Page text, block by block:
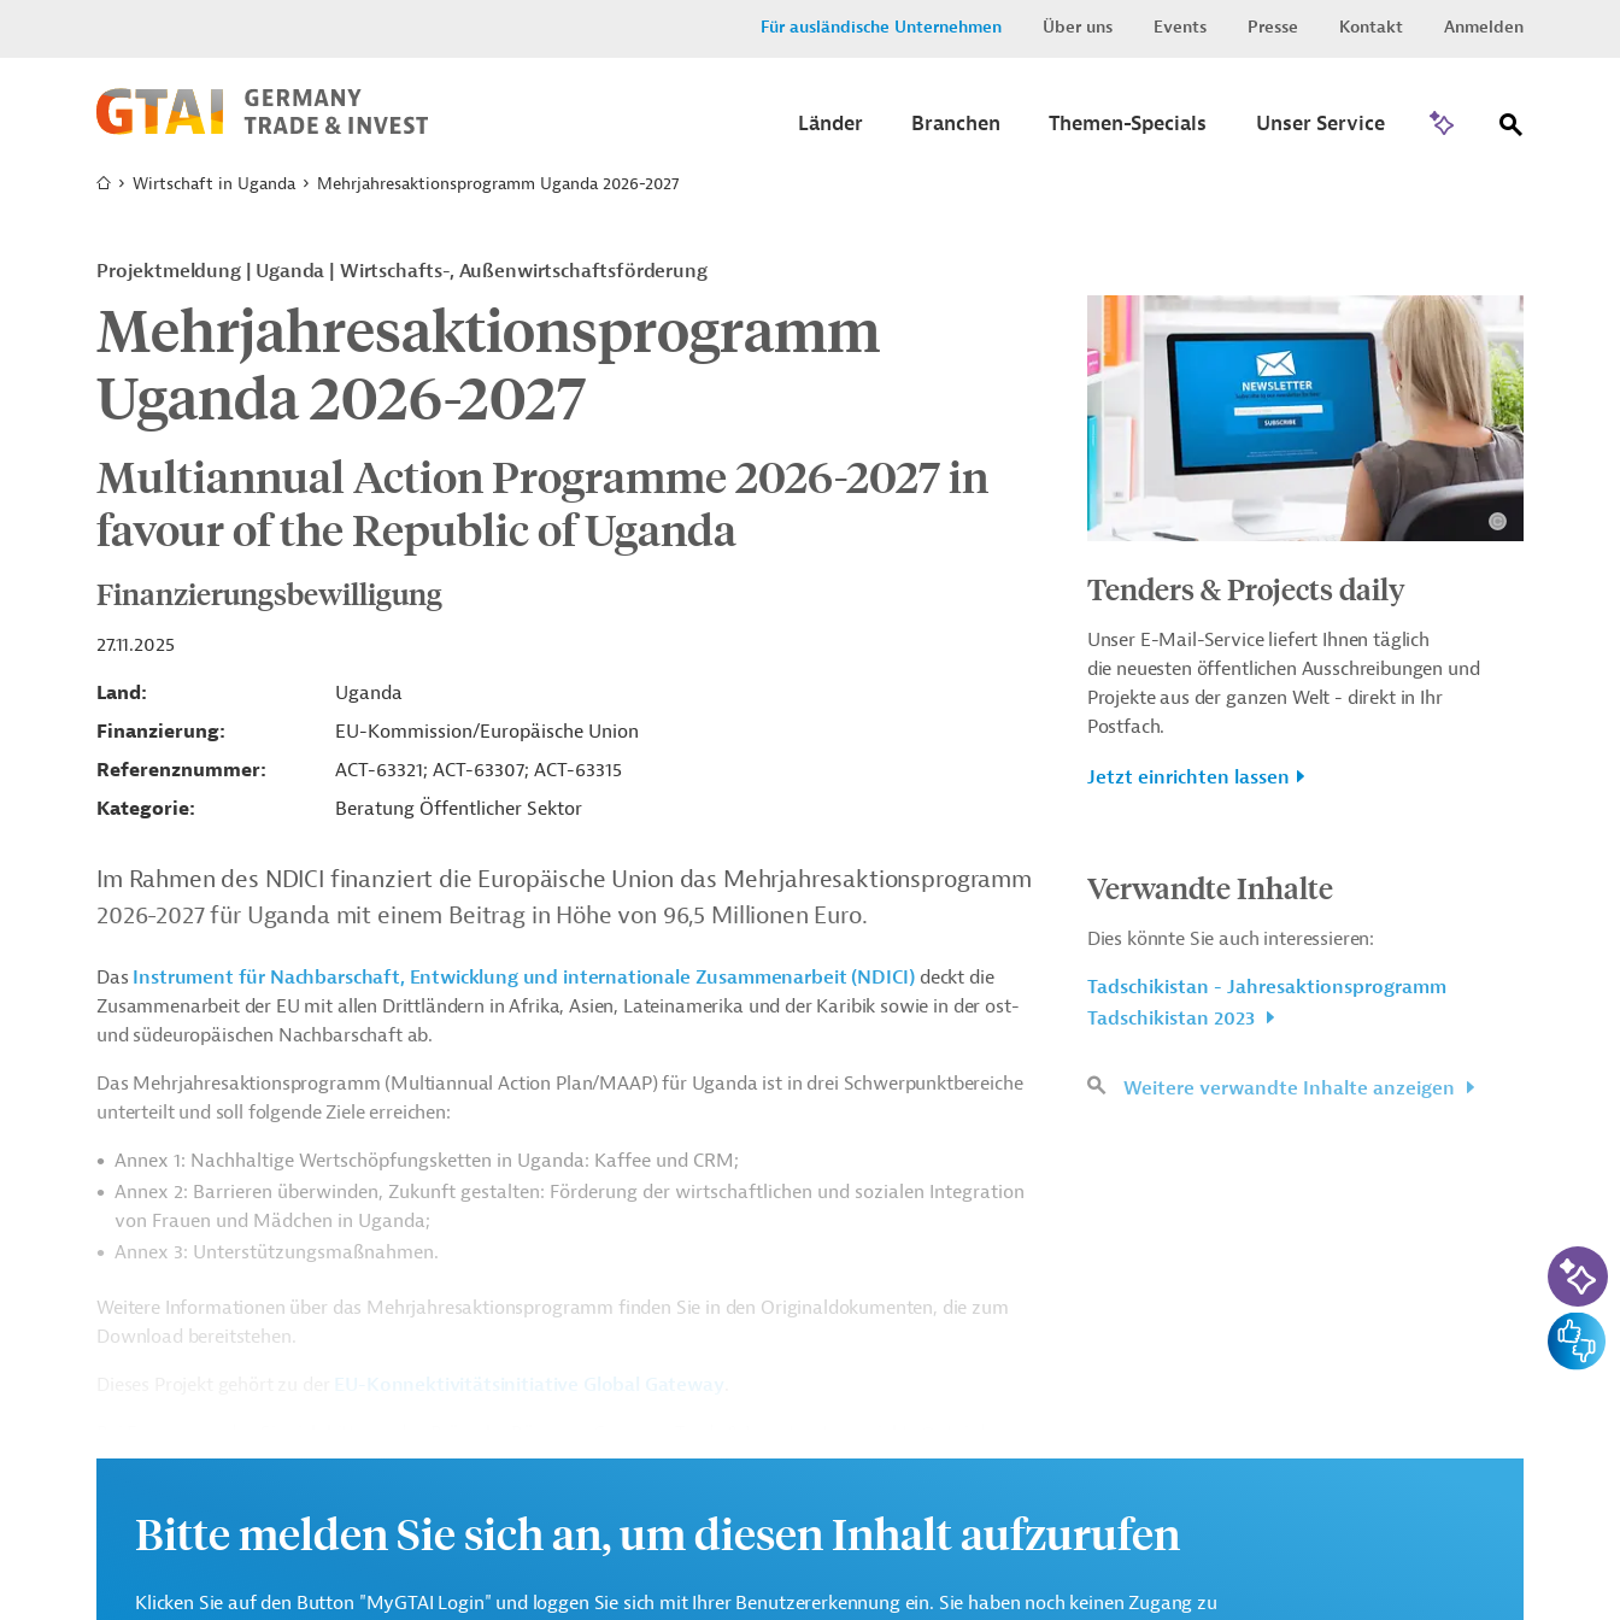
Für ausländische Unternehmen Über uns Events Presse Kontakt Anmelden
Länder Branchen Themen-Specials Unser Service
Wirtschaft in Uganda Mehrjahresaktionsprogramm Uganda 2026-2027
Projektmeldung Uganda Wirtschafts-, Außenwirtschaftsförderung
Mehrjahresaktionsprogramm
Uganda 2026-2027
Multiannual Action Programme 2026-2027 in
favour of the Republic of Uganda
Finanzierungsbewilligung
27.11.2025
Land
Uganda
Finanzierung
EU-Kommission/Europäische Union
Referenznummer
ACT-63321; ACT-63307; ACT-63315
Kategorie
Beratung Öffentlicher Sektor
Im Rahmen des NDICI finanziert die Europäische Union das Mehrjahresaktionsprogramm
2026-2027 für Uganda mit einem Beitrag in Höhe von 96,5 Millionen Euro.
Das Instrument für Nachbarschaft, Entwicklung und internationale Zusammenarbeit (NDICI) deckt die
Zusammenarbeit der EU mit allen Drittländern in Afrika, Asien, Lateinamerika und der Karibik sowie in der ost-
und südeuropäischen Nachbarschaft ab.
Das Mehrjahresaktionsprogramm (Multiannual Action Plan/MAAP) für Uganda ist in drei Schwerpunktbereiche
unterteilt und soll folgende Ziele erreichen:
Annex 1: Nachhaltige Wertschöpfungsketten in Uganda: Kaffee und CRM;
Annex 2: Barrieren überwinden, Zukunft gestalten: Förderung der wirtschaftlichen und sozialen Integration
von Frauen und Mädchen in Uganda;
Annex 3: Unterstützungsmaßnahmen.
Weitere Informationen über das Mehrjahresaktionsprogramm finden Sie in den Originaldokumenten, die zum
Download bereitstehen.
EU-Konnektivitätsinitiative Global Gateway
Tenders & Projects daily
Unser E-Mail-Service liefert Ihnen täglich
die neuesten öffentlichen Ausschreibungen und
Projekte aus der ganzen Welt - direkt in Ihr
Postfach.
Jetzt einrichten lassen
Verwandte Inhalte
Dies könnte Sie auch interessieren:
Tadschikistan - Jahresaktionsprogramm
Tadschikistan 2023
Weitere verwandte Inhalte anzeigen
Bitte melden Sie sich an, um diesen Inhalt aufzurufen
Klicken Sie auf den Button "MyGTAI Login" und loggen Sie sich mit Ihrer Benutzererkennung ein. Sie haben noch keinen Zugang zu
KI-